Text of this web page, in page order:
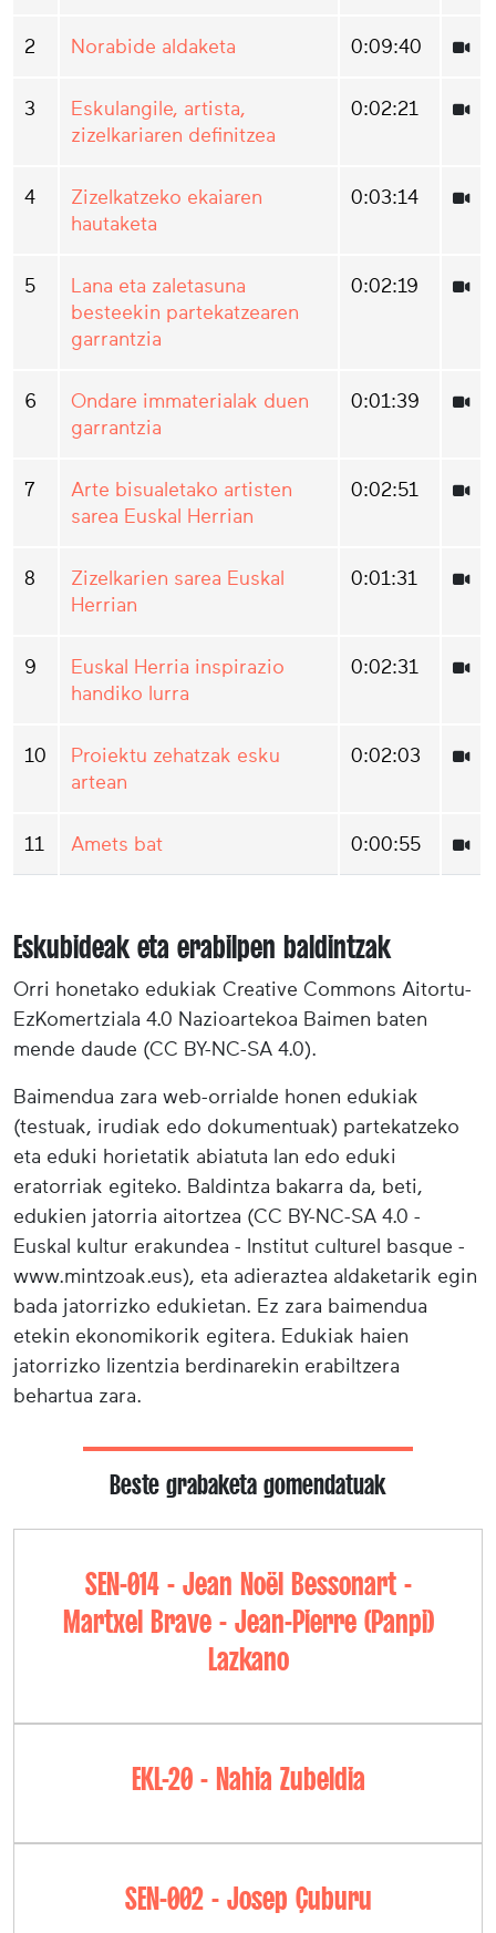
2 Norabide aldaketa 0:09:40
3
Eskulangile, artista,
zizelkariaren definitzea
0:02:21
4
Zizelkatzeko ekaiaren
hautaketa
0:03:14
5
Lana eta zaletasuna
besteekin partekatzearen
garrantzia
0:02:19
6
Ondare immaterialak duen
garrantzia
0:01:39
7
Arte bisualetako artisten
sarea Euskal Herrian
0:02:51
8
Zizelkarien sarea Euskal
Herrian
0:01:31
9
Euskal Herria inspirazio
handiko lurra
0:02:31
10
Proiektu zehatzak esku
artean
0:02:03
11 Amets bat 0:00:55
Eskubideak eta erabilpen baldintzak
Orri honetako edukiak Creative Commons Aitortu-
EzKomertziala 4.0 Nazioartekoa Baimen baten
mende daude (CC BY-NC-SA 4.0).
Baimendua zara web-orrialde honen edukiak
(testuak, irudiak edo dokumentuak) partekatzeko
eta eduki horietatik abiatuta lan edo eduki
eratorriak egiteko. Baldintza bakarra da, beti,
edukien jatorria aitortzea (CC BY-NC-SA 4.0 -
Euskal kultur erakundea - Institut culturel basque -
www.mintzoak.eus), eta adieraztea aldaketarik egin
bada jatorrizko edukietan. Ez zara baimendua
etekin ekonomikorik egitera. Edukiak haien
jatorrizko lizentzia berdinarekin erabiltzera
behartua zara.
Beste grabaketa gomendatuak
SEN-014 - Jean Noël Bessonart -
Martxel Brave - Jean-Pierre (Panpi)
Lazkano
EKL-20 - Nahia Zubeldia
SEN-002 - Josep Çuburu